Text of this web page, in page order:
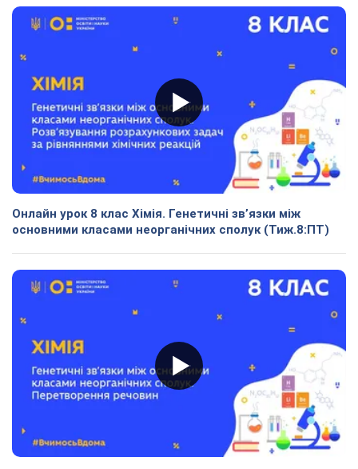
Онлайн урок 8 клас Хімія. Генетичні зв’язки між
основними класами неорганічних сполук (Тиж.8:ПТ)